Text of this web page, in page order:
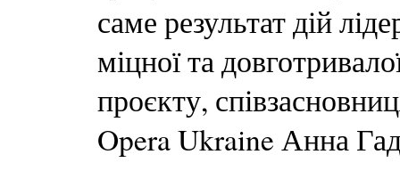
саме результат дій
міцної та
проєкту,
Opera Ukraine Анна